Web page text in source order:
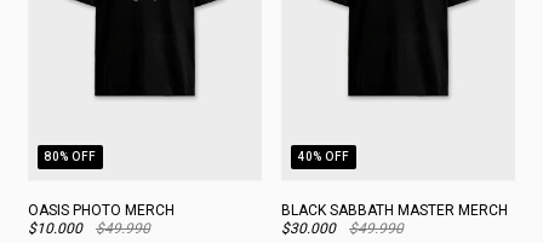
80% OFF
OASIS PHOTO MERCH
$10.000
$49.990
40% OFF
BLACK SABBATH MASTER MERCH
$30.000
$49.990